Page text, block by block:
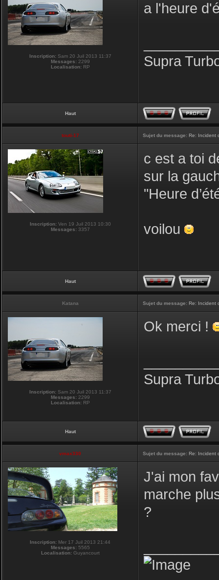
Inscription:Sam 20 Juil 2013 11:37
Messages:2299
Localisation:RP
a l'heure
Supra
Haut
touti-17 Sujet du message: Re: Incident
Inscription:Ven 19 Juil 2013 10:30
Messages:3357
c est a toi
sur la
"Heure
voilou
Haut
Katana Sujet du message: Re: Incident
Inscription:Sam 20 Juil 2013 11:37
Messages:2299
Localisation:RP
Ok merci !
Supra
Haut
vmax330 Sujet du message: Re: Incident
Inscription: Mer 17 Juil 2013 21:44
Messages:5565
Localisation:Guyancourt
J'ai mon
marche
?